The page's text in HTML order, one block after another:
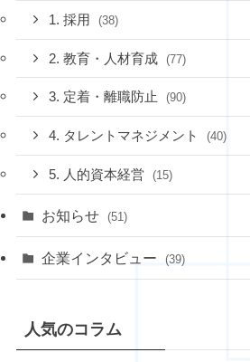
1. 採用 (38)
2. 教育・人材育成 (77)
3. 定着・離職防止 (90)
4. タレントマネジメント (40)
5. 人的資本経営 (15)
お知らせ (51)
企業インタビュー (39)
人気のコラム